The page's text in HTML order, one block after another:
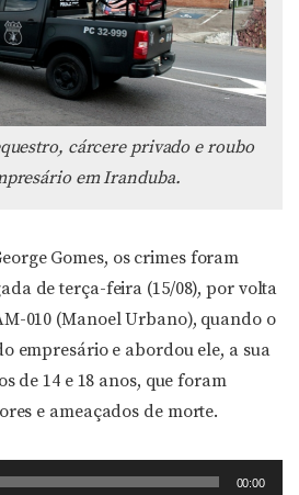
cárcere privado e roubo
em Iranduba.
Gomes, os crimes foram
de terça-feira (15/08), por volta
010 (Manoel Urbano), quando o
empresário e abordou ele, a sua
de 14 e 18 anos, que foram
e ameaçados de morte.
00:00